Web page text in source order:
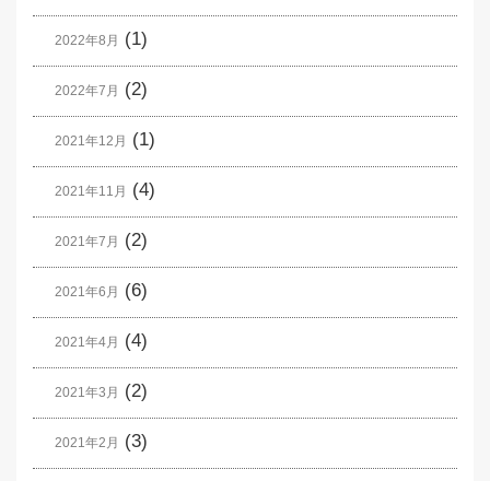
2022年8月 (1)
2022年7月 (2)
2021年12月 (1)
2021年11月 (4)
2021年7月 (2)
2021年6月 (6)
2021年4月 (4)
2021年3月 (2)
2021年2月 (3)